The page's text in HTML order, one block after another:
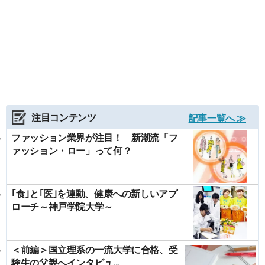
注目コンテンツ
記事一覧へ ≫
ファッション業界が注目！ 新潮流「フ
ァッション・ロー」って何？
｢食｣と｢医｣を連動、健康への新しいアプ
ローチ～神戸学院大学～
＜前編＞国立理系の一流大学に合格、受